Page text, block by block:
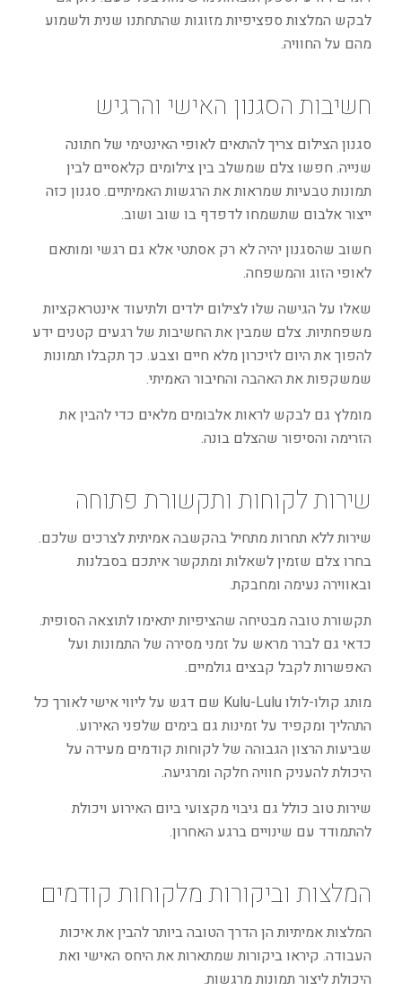
לבקש המלצות ספציפיות מזוגות שהתחתנו שנית ולשמוע
מהם על החוויה.
חשיבות הסגנון האישי והרגיש
סגנון הצילום צריך להתאים לאופי האינטימי של חתונה
שנייה. חפשו צלם שמשלב בין צילומים קלאסיים לבין
תמונות טבעיות שמראות את הרגשות האמיתיים. סגנון כזה
ייצור אלבום שתשמחו לדפדף בו שוב ושוב.
חשוב שהסגנון יהיה לא רק אסתטי אלא גם רגשי ומותאם
לאופי הזוג והמשפחה.
שאלו על הגישה שלו לצילום ילדים ולתיעוד אינטראקציות
משפחתיות. צלם שמבין את החשיבות של רגעים קטנים ידע
להפוך את היום לזיכרון מלא חיים וצבע. כך תקבלו תמונות
שמשקפות את האהבה והחיבור האמיתי.
מומלץ גם לבקש לראות אלבומים מלאים כדי להבין את
הזרימה והסיפור שהצלם בונה.
שירות לקוחות ותקשורת פתוחה
שירות ללא תחרות מתחיל בהקשבה אמיתית לצרכים שלכם.
בחרו צלם שזמין לשאלות ומתקשר איתכם בסבלנות
ובאווירה נעימה ומחבקת.
תקשורת טובה מבטיחה שהציפיות יתאימו לתוצאה הסופית.
כדאי גם לברר מראש על זמני מסירה של התמונות ועל
האפשרות לקבל קבצים גולמיים.
מותג קולו-לולו Kulu-Lulu שם דגש על ליווי אישי לאורך כל
התהליך ומקפיד על זמינות גם בימים שלפני האירוע.
שביעות הרצון הגבוהה של לקוחות קודמים מעידה על
היכולת להעניק חוויה חלקה ומרגיעה.
שירות טוב כולל גם גיבוי מקצועי ביום האירוע ויכולת
להתמודד עם שינויים ברגע האחרון.
המלצות וביקורות מלקוחות קודמים
המלצות אמיתיות הן הדרך הטובה ביותר להבין את איכות
העבודה. קיראו ביקורות שמתארות את היחס האישי ואת
היכולת ליצור תמונות מרגשות.